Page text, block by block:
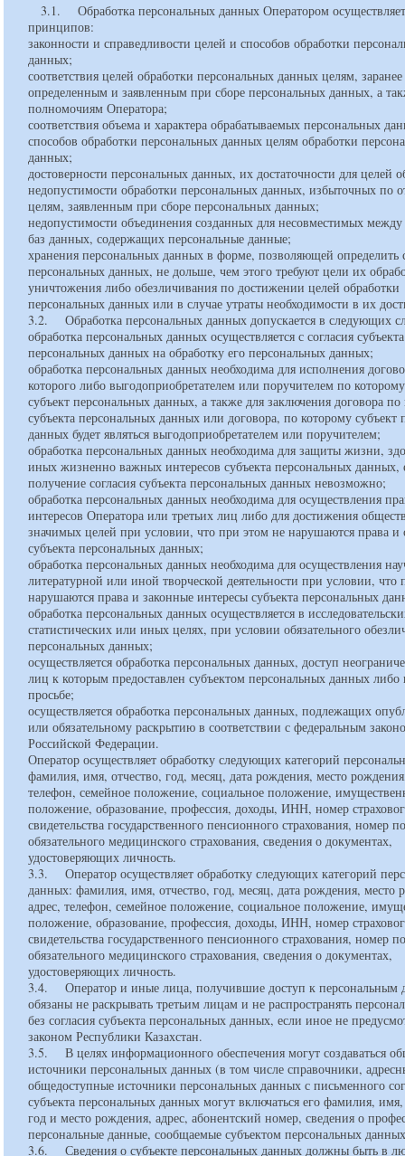
3.1. Обработка персональных данных Оператором
принципов:
законности и справедливости целей и способов обработки
данных;
соответствия целей обработки персональных данных целям, заранее
определенным и заявленным при сборе персональных данных, а
полномочиям Оператора;
соответствия объема и характера обрабатываемых персональных
способов обработки персональных данных целям обработки
данных;
достоверности персональных данных, их достаточности для целей
недопустимости обработки персональных данных, избыточных по
целям, заявленным при сборе персональных данных;
недопустимости объединения созданных для несовместимых
баз данных, содержащих персональные данные;
хранения персональных данных в форме, позволяющей определить
персональных данных, не дольше, чем этого требуют цели их
уничтожения либо обезличивания по достижении целей обработки
персональных данных или в случае утраты необходимости в их
3.2. Обработка персональных данных допускается в следующих
обработка персональных данных осуществляется с согласия субъекта
персональных данных на обработку его персональных данных;
обработка персональных данных необходима для исполнения
которого либо выгодоприобретателем или поручителем по которому
субъект персональных данных, а также для заключения договора
субъекта персональных данных или договора, по которому субъект
данных будет являться выгодоприобретателем или поручителем;
обработка персональных данных необходима для защиты жизни,
иных жизненно важных интересов субъекта персональных данных,
получение согласия субъекта персональных данных невозможно;
обработка персональных данных необходима для осуществления
интересов Оператора или третьих лиц либо для достижения
значимых целей при условии, что при этом не нарушаются права и
субъекта персональных данных;
обработка персональных данных необходима для осуществления
литературной или иной творческой деятельности при условии, что
нарушаются права и законные интересы субъекта персональных
обработка персональных данных осуществляется в
статистических или иных целях, при условии обязательного
персональных данных;
осуществляется обработка персональных данных, доступ
лиц к которым предоставлен субъектом персональных данных либо
просьбе;
осуществляется обработка персональных данных, подлежащих
или обязательному раскрытию в соответствии с федеральным
Российской Федерации.
Оператор осуществляет обработку следующих категорий
фамилия, имя, отчество, год, месяц, дата рождения, место
телефон, семейное положение, социальное положение,
положение, образование, профессия, доходы, ИНН, номер
свидетельства государственного пенсионного страхования, номер
обязательного медицинского страхования, сведения о документах,
удостоверяющих личность.
3.3. Оператор осуществляет обработку следующих категорий
данных: фамилия, имя, отчество, год, месяц, дата рождения, место
адрес, телефон, семейное положение, социальное положение,
положение, образование, профессия, доходы, ИНН, номер
свидетельства государственного пенсионного страхования, номер
обязательного медицинского страхования, сведения о документах,
удостоверяющих личность.
3.4. Оператор и иные лица, получившие доступ к персональным
обязаны не раскрывать третьим лицам и не распространять
без согласия субъекта персональных данных, если иное не
законом Республики Казахстан.
3.5. В целях информационного обеспечения могут создаваться
источники персональных данных (в том числе справочники,
общедоступные источники персональных данных с письменного
субъекта персональных данных могут включаться его фамилия, имя,
год и место рождения, адрес, абонентский номер, сведения о
персональные данные, сообщаемые субъектом персональных
3.6. Сведения о субъекте персональных данных должны быть в